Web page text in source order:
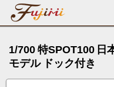
1/700 特SPOT100 日
モデル ドック付き